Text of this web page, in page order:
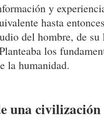
y
hasta
del hombre, de
los
la humanidad.
una